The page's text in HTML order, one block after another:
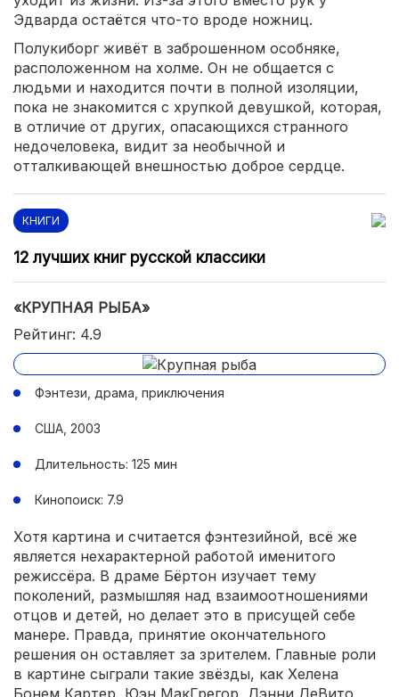
Эдварда остаётся что-то вроде ножниц.
Полукиборг живёт в заброшенном особняке,
расположенном на холме. Он не общается с
людьми и находится почти в полной изоляции,
пока не знакомится с хрупкой девушкой, которая,
в отличие от других, опасающихся странного
недочеловека, видит за необычной и
отталкивающей внешностью доброе сердце.
КНИГИ
12 лучших книг русской классики
«КРУПНАЯ РЫБА»
Рейтинг: 4.9
Фэнтези, драма, приключения
США, 2003
Длительность: 125 мин
Кинопоиск: 7.9
Хотя картина и считается фэнтезийной, всё же
является нехарактерной работой именитого
режиссёра. В драме Бёртон изучает тему
поколений, размышляя над взаимоотношениями
отцов и детей, но делает это в присущей себе
манере. Правда, принятие окончательного
решения он оставляет за зрителем. Главные роли
в картине сыграли такие звёзды, как Хелена